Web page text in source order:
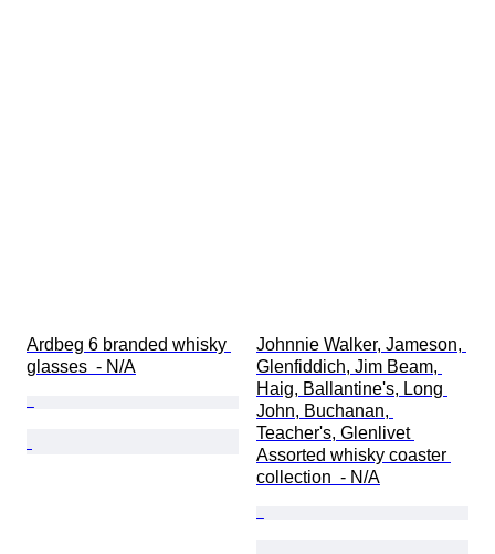
Ardbeg 6 branded whisky
glasses  - N/A
Johnnie Walker, Jameson,
Glenfiddich, Jim Beam,
Haig, Ballantine's, Long
John, Buchanan,
Teacher's, Glenlivet
Assorted whisky coaster
collection  - N/A